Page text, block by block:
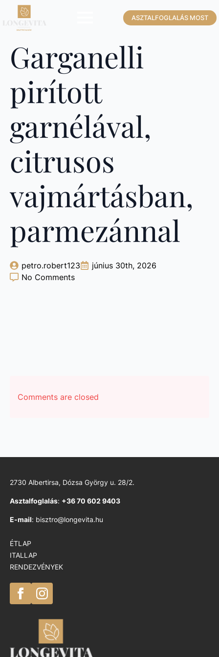
ASZTALFOGLALÁS MOST
Garganelli
pirított
garnélával,
citrusos
vajmártásban,
parmezánnal
petro.robert123
június 30th, 2026
No Comments
Comments are closed
2730 Albertirsa, Dózsa György u. 28/2.
Asztalfoglalás: +36 70 602 9403
E-mail: bisztro@longevita.hu
ÉTLAP
ITALLAP
RENDEZVÉNYEK